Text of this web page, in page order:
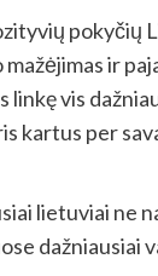
ir
vis
kartus per
lietuviai ne
dažniausiai